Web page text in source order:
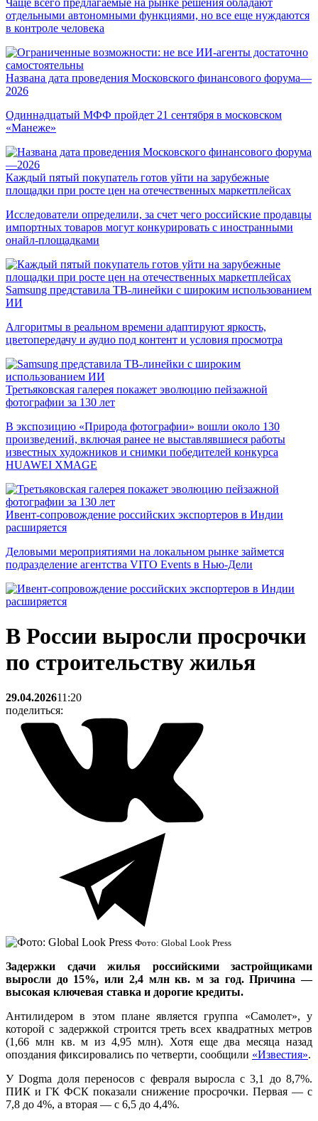
Чаще всего предлагаемые на рынке решения обладают
отдельными автономными функциями, но все еще нуждаются
в контроле человека
Названа дата проведения Московского финансового форума—
2026
Одиннадцатый МФФ пройдет 21 сентября в московском
«Манеже»
Каждый пятый покупатель готов уйти на зарубежные
площадки при росте цен на отечественных маркетплейсах
Исследователи определили, за счет чего российские продавцы
импортных товаров могут конкурировать с иностранными
онайл-площадками
Samsung представила ТВ-линейки с широким использованием
ИИ
Алгоритмы в реальном времени адаптируют яркость,
цветопередачу и аудио под контент и условия просмотра
Третьяковская галерея покажет эволюцию пейзажной
фотографии за 130 лет
В экспозицию «Природа фотографии» вошли около 130
произведений, включая ранее не выставлявшиеся работы
известных художников и снимки победителей конкурса
HUAWEI XMAGE
Ивент-сопровождение российских экспортеров в Индии
расширяется
Деловыми мероприятиями на локальном рынке займется
подразделение агентства VITO Events в Нью-Дели
В России выросли просрочки
по строительству жилья
29.04.202611:20
поделиться:
Фото: Global Look Press
Задержки сдачи жилья российскими застройщиками
выросли до 15%, или 2,4 млн кв. м за год. Причина —
высокая ключевая ставка и дорогие кредиты.
Антилидером в этом плане является группа «Самолет», у
которой с задержкой строится треть всех квадратных метров
(1,66 млн кв. м из 4,95 млн). Хотя еще два месяца назад
опоздания фиксировались по четверти, сообщили «Известия».
У Dogma доля переносов с февраля выросла с 3,1 до 8,7%.
ПИК и ГК ФСК показали снижение просрочки. Первая — с
7,8 до 4%, а вторая — с 6,5 до 4,4%.